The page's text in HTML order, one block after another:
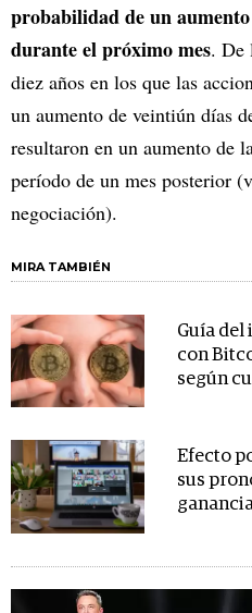
probabilidad de un
durante el próximo mes. De
diez años en los que las
un aumento de veintiún días
resultaron en un aumento de
período de un mes posterior
negociación).
MIRA TAMBIÉN
Guía del
con
según
Efecto
sus